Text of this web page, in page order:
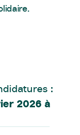
:
2026 à